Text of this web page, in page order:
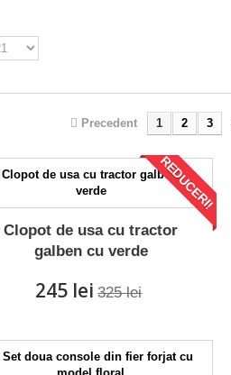
Precedent 1 2 3
REDUCERI!
Clopot de usa cu tractor
galben cu verde
245 lei 325 lei